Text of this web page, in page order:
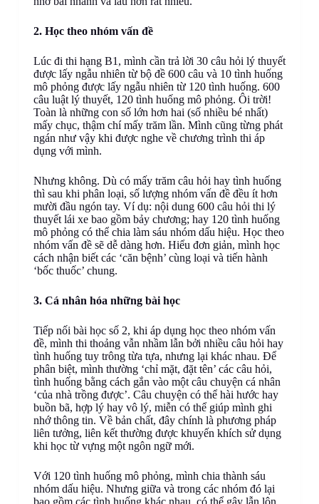
2. Học theo nhóm vấn đề
Lúc đi thi hạng B1, mình cần trả lời 30 câu hỏi lý thuyết
được lấy ngẫu nhiên từ bộ đề 600 câu và 10 tình huống
mô phỏng được lấy ngẫu nhiên từ 120 tình huống. 600
câu luật lý thuyết, 120 tình huống mô phỏng. Ôi trời!
Toàn là những con số lớn hơn hai (số nhiều bé nhất)
mấy chục, thậm chí mấy trăm lần. Mình cũng từng phát
ngán như vậy khi được nghe về chương trình thi áp
dụng với mình.
Nhưng không. Dù có mấy trăm câu hỏi hay tình huống
thì sau khi phân loại, số lượng nhóm vấn đề đều ít hơn
mười đầu ngón tay. Ví dụ: nội dung 600 câu hỏi thi lý
thuyết lái xe bao gồm bảy chương; hay 120 tình huống
mô phỏng có thể chia làm sáu nhóm dấu hiệu. Học theo
nhóm vấn đề sẽ dễ dàng hơn. Hiểu đơn giản, mình học
cách nhận biết các ‘căn bệnh’ cùng loại và tiến hành
‘bốc thuốc’ chung.
3. Cá nhân hóa những bài học
Tiếp nối bài học số 2, khi áp dụng học theo nhóm vấn
đề, mình thi thoảng vẫn nhầm lẫn bởi nhiều câu hỏi hay
tình huống tuy trông từa tựa, nhưng lại khác nhau. Để
phân biệt, mình thường ‘chỉ mặt, đặt tên’ các câu hỏi,
tình huống bằng cách gắn vào một câu chuyện cá nhân
‘của nhà trồng được’. Câu chuyện có thể hài hước hay
buồn bã, hợp lý hay vô lý, miễn có thể giúp mình ghi
nhớ thông tin. Về bản chất, đây chính là phương pháp
liên tưởng, liên kết thường được khuyến khích sử dụng
khi học từ vựng một ngôn ngữ mới.
Với 120 tình huống mô phỏng, mình chia thành sáu
nhóm dấu hiệu. Nhưng giữa và trong các nhóm đó lại
bao gồm các tình huống khác nhau, có thể gây lẫn lộn